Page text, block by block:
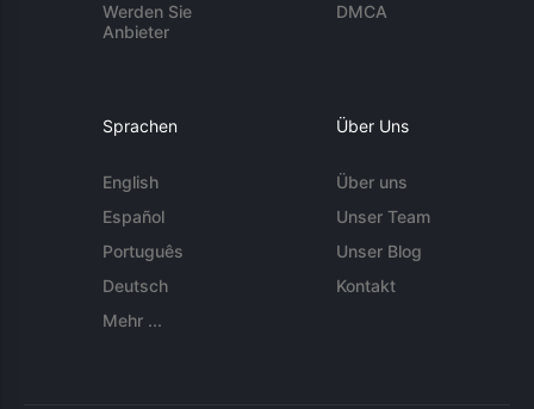
Werden Sie
Anbieter
DMCA
Sprachen
English
Español
Português
Deutsch
Mehr ...
Über Uns
Über uns
Unser Team
Unser Blog
Kontakt